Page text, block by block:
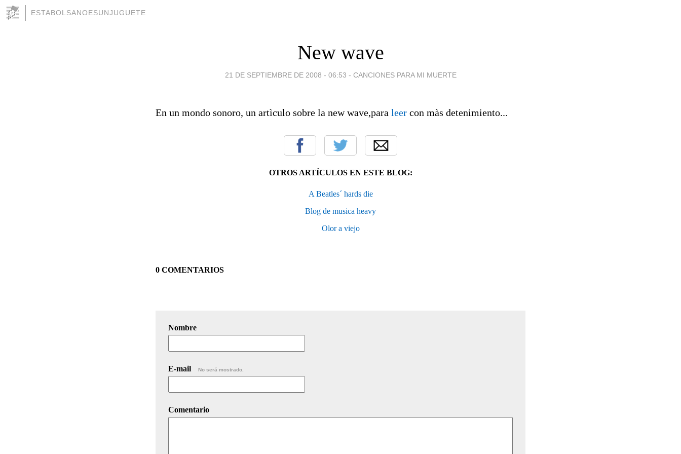
ESTABOLSANOESUNJUGUETE
New wave
21 DE SEPTIEMBRE DE 2008 - 06:53 - CANCIONES PARA MI MUERTE
En un mondo sonoro, un artìculo sobre la new wave,para leer con màs detenimiento...
OTROS ARTÍCULOS EN ESTE BLOG:
A Beatles´ hards die
Blog de musica heavy
Olor a viejo
0 COMENTARIOS
Nombre
E-mail No será mostrado.
Comentario